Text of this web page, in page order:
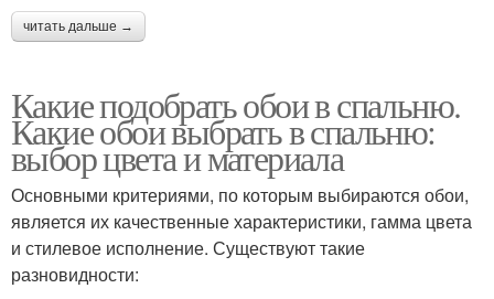
читать дальше →
Какие подобрать обои в спальню.
Какие обои выбрать в спальню:
выбор цвета и материала
Основными критериями, по которым выбираются обои,
является их качественные характеристики, гамма цвета
и стилевое исполнение. Существуют такие
разновидности: